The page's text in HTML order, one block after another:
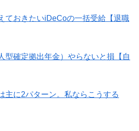
ておきたいiDeCoの一括受給【退職
型確定拠出年金）やらないと損【自
主に2パターン。私ならこうする